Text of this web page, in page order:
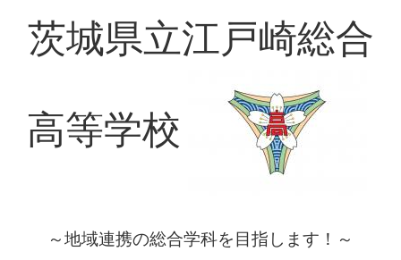
茨城県立江戸崎総合
高等学校
～地域連携の総合学科を目指します！～